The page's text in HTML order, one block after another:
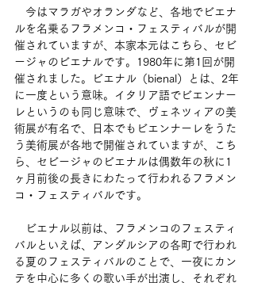
今はマラガやオランダなど、各地でビエナ
ルを名乗るフラメンコ・フェスティバルが開
催されていますが、本家本元はこちら、セビ
ージャのビエナルです。1980年に第1回が開
催されました。ビエナル（bienal）とは、2年
に一度という意味。イタリア語でビエンナー
レというのも同じ意味で、ヴェネツィアの美
術展が有名で、日本でもビエンナーレをうた
う美術展が各地で開催されていますが、こち
ら、セビージャのビエナルは偶数年の秋に1
ヶ月前後の長きにわたって行われるフラメン
コ・フェスティバルです。
ビエナル以前は、フラメンコのフェスティ
バルといえば、アンダルシアの各町で行われ
る夏のフェスティバルのことで、一夜にカン
テを中心に多くの歌い手が出演し、それぞれ